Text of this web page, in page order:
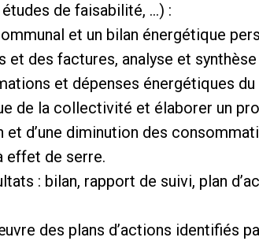
de faisabilité, …) :
et un bilan énergétique
et des factures, analyse et
et dépenses énergétiques
de la collectivité et élaborer un
et d’une diminution des
effet de serre.
: bilan, rapport de suivi, plan
des plans d’actions identifiés